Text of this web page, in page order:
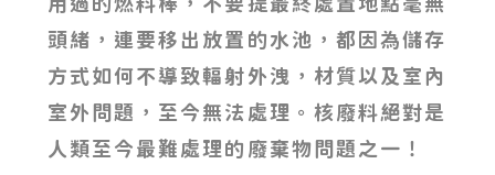
頭緒，連要移出放置的水池，都因為儲存
方式如何不導致輻射外洩，材質以及室內
室外問題，至今無法處理。核廢料絕對是
人類至今最難處理的廢棄物問題之一！